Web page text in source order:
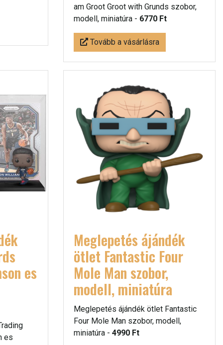
am Groot Groot with Grunds szobor,
modell, miniatúra - 6770 Ft
Tovább a vásárlásra
es
es
Meglepetés ájándék
ötlet Fantastic Four
Mole Man szobor,
modell, miniatúra
Meglepetés ájándék ötlet Fantastic
Four Mole Man szobor, modell,
miniatúra - 4990 Ft